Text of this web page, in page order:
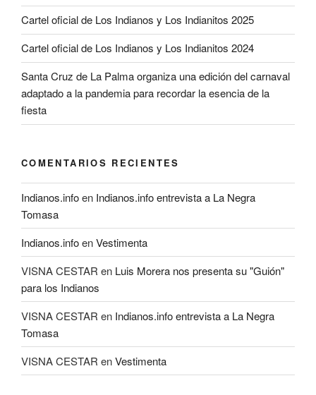
Cartel oficial de Los Indianos y Los Indianitos 2025
Cartel oficial de Los Indianos y Los Indianitos 2024
Santa Cruz de La Palma organiza una edición del carnaval
adaptado a la pandemia para recordar la esencia de la
fiesta
COMENTARIOS RECIENTES
Indianos.infoen Indianos.info entrevista a La Negra
Tomasa
Indianos.infoenVestimenta
VISNA CESTAR en Luis Morera nos presenta su "Guión"
para los Indianos
VISNA CESTAR en Indianos.info entrevista a La Negra
Tomasa
VISNA CESTAR enVestimenta